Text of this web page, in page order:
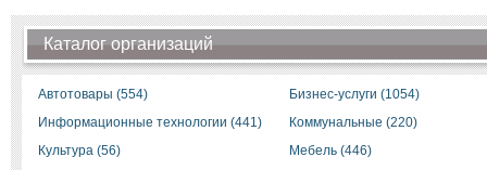
Каталог организаций
Автотовары (554)
Бизнес-услуги (1054)
Информационные технологии (441)
Коммунальные (220)
Культура (56)
Мебель (446)